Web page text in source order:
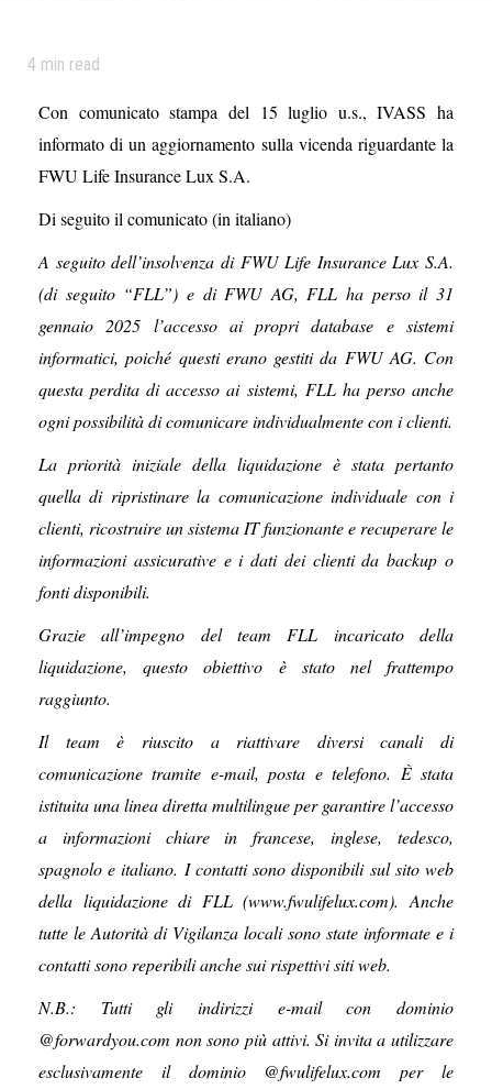
4 min read
Con comunicato stampa del 15 luglio u.s., IVASS ha
informato di un aggiornamento sulla vicenda riguardante la
FWU Life Insurance Lux S.A.
Di seguito il comunicato (in italiano)
A seguito dell’insolvenza di FWU Life Insurance Lux S.A.
(di seguito “FLL”) e di FWU AG, FLL ha perso il 31
gennaio 2025 l’accesso ai propri database e sistemi
informatici, poiché questi erano gestiti da FWU AG. Con
questa perdita di accesso ai sistemi, FLL ha perso anche
ogni possibilità di comunicare individualmente con i clienti.
La priorità iniziale della liquidazione è stata pertanto
quella di ripristinare la comunicazione individuale con i
clienti, ricostruire un sistema IT funzionante e recuperare le
informazioni assicurative e i dati dei clienti da backup o
fonti disponibili.
Grazie all’impegno del team FLL incaricato della
liquidazione, questo obiettivo è stato nel frattempo
raggiunto.
Il team è riuscito a riattivare diversi canali di
comunicazione tramite e-mail, posta e telefono. È stata
istituita una linea diretta multilingue per garantire l’accesso
a informazioni chiare in francese, inglese, tedesco,
spagnolo e italiano. I contatti sono disponibili sul sito web
della liquidazione di FLL (www.fwulifelux.com). Anche
tutte le Autorità di Vigilanza locali sono state informate e i
contatti sono reperibili anche sui rispettivi siti web.
N.B.: Tutti gli indirizzi e-mail con dominio
@forwardyou.com non sono più attivi. Si invita a utilizzare
esclusivamente il dominio @fwulifelux.com per le